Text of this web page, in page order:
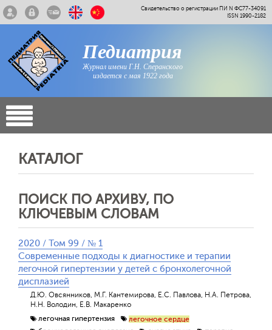
Свидетельство о регистрации ПИ N ФС77-34091
ISSN 1990-2182
Педиатрия
Журнал имени Г.Н. Сперанского
издается с мая 1922 года
КАТАЛОГ
ПОИСК ПО АРХИВУ, ПО
КЛЮЧЕВЫМ СЛОВАМ
2020 / Том 99 / № 1
Современные подходы к диагностике и терапии
легочной гипертензии у детей с бронхолегочной
дисплазией
Д.Ю. Овсянников, М.Г. Кантемирова, Е.С. Павлова, Н.А. Петрова,
Н.Н. Володин, Е.В. Макаренко
легочная гипертензия
легочное сердце